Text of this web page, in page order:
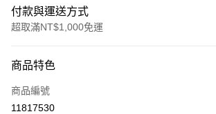
付款與運送方式
超取滿NT$1,000免運
信用卡一次付款
信用卡分期付款
商品特色
商品編號
11817530